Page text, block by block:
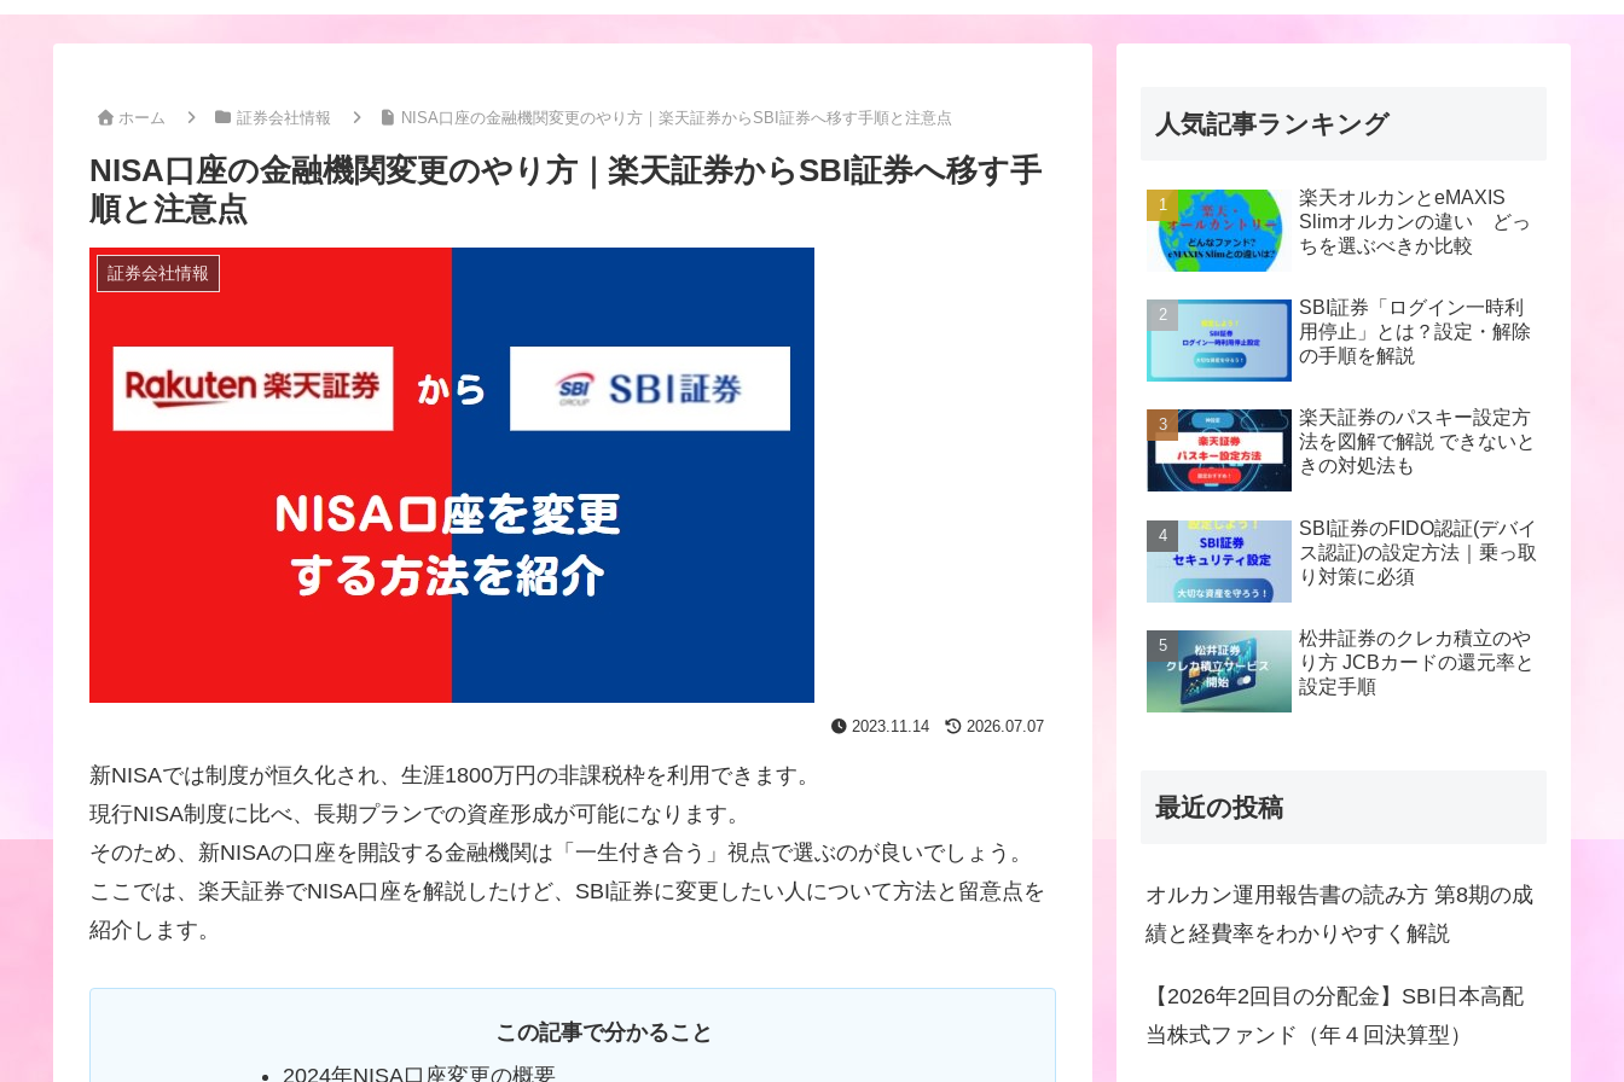
ホーム 証券会社情報 NISA口座の金融機関変更のやり方｜楽天証券からSBI証券へ移す手順と注意点
NISA口座の金融機関変更のやり方｜楽天証券からSBI証券へ移す手
順と注意点
証券会社情報
2023.11.14 2026.07.07
新NISAでは制度が恒久化され、生涯1800万円の非課税枠を利用できます。
現行NISA制度に比べ、長期プランでの資産形成が可能になります。
そのため、新NISAの口座を開設する金融機関は「一生付き合う」視点で選ぶのが良いでしょう。
ここでは、楽天証券でNISA口座を解説したけど、SBI証券に変更したい人について方法と留意点を
紹介します。
この記事で分かること
2024年NISA口座変更の概要
人気記事ランキング
楽天オルカンとeMAXIS
Slimオルカンの違い どっ
ちを選ぶべきか比較
SBI証券「ログイン一時利
用停止」とは？設定・解除
の手順を解説
楽天証券のパスキー設定方
法を図解で解説 できないと
きの対処法も
SBI証券のFIDO認証(デバイ
ス認証)の設定方法｜乗っ取
り対策に必須
松井証券のクレカ積立のや
り方 JCBカードの還元率と
設定手順
最近の投稿
オルカン運用報告書の読み方 第8期の成
績と経費率をわかりやすく解説
【2026年2回目の分配金】SBI日本高配
当株式ファンド（年４回決算型）